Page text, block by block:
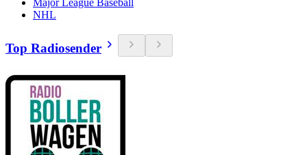
Major League Baseball
NHL
Top Radiosender